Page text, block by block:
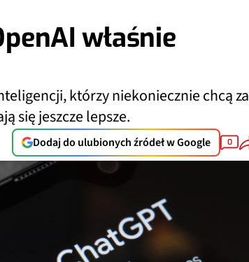
właśnie
którzy niekoniecznie chcą za
się jeszcze lepsze.
Dodaj do ulubionych źródeł w Google 0